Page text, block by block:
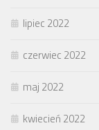
lipiec 2022
czerwiec 2022
maj 2022
kwiecień 2022